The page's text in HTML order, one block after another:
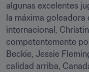
algunas excelentes
la máxima
internacional,
competentemente
Beckie, Jessie
calidad arriba,